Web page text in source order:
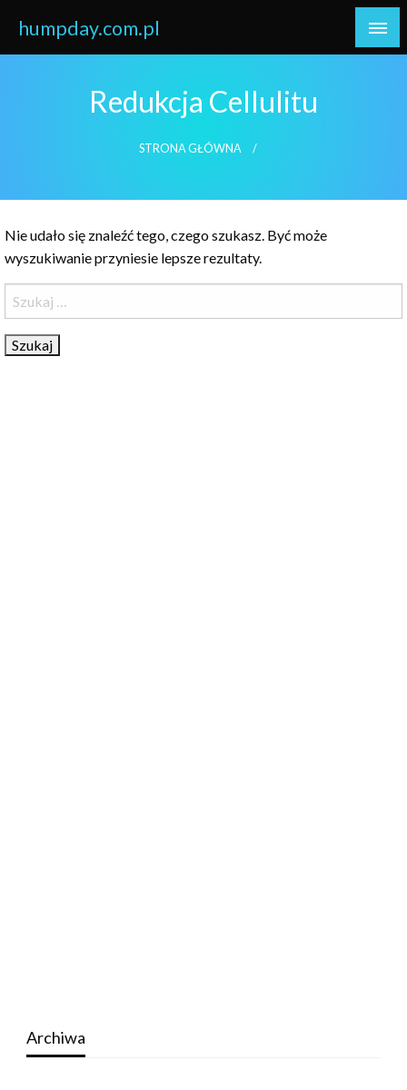
content
humpday.com.pl
Redukcja Cellulitu
STRONA GŁÓWNA
Nie udało się znaleźć tego, czego szukasz. Być może
wyszukiwanie przyniesie lepsze rezultaty.
Szukaj:
Archiwa